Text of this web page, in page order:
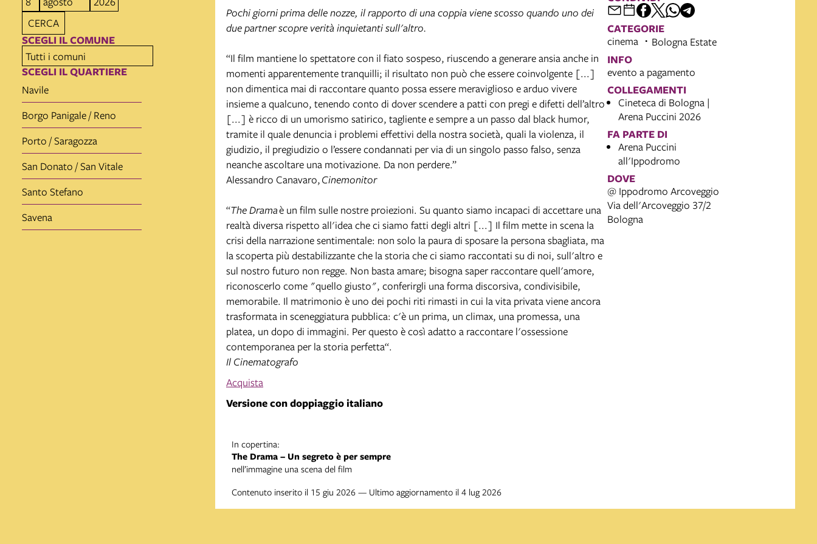
CERCA
SCEGLI IL COMUNE
SCEGLI IL QUARTIERE
Navile
Borgo Panigale / Reno
Porto / Saragozza
San Donato / San Vitale
Santo Stefano
Savena
Pochi giorni prima delle nozze, il rapporto di una coppia viene scosso quando uno dei
due partner scopre verità inquietanti sull'altro.
“Il film mantiene lo spettatore con il fiato sospeso, riuscendo a generare ansia anche in
momenti apparentemente tranquilli; il risultato non può che essere coinvolgente [...]
non dimentica mai di raccontare quanto possa essere meraviglioso e arduo vivere
insieme a qualcuno, tenendo conto di dover scendere a patti con pregi e difetti dell’altro
[...] è ricco di un umorismo satirico, tagliente e sempre a un passo dal black humor,
tramite il quale denuncia i problemi effettivi della nostra società, quali la violenza, il
giudizio, il pregiudizio o l’essere condannati per via di un singolo passo falso, senza
neanche ascoltare una motivazione. Da non perdere.”
Alessandro Canavaro,Cinemonitor
“The Dramaè un film sulle nostre proiezioni. Su quanto siamo incapaci di accettare una
realtà diversa rispetto all'idea che ci siamo fatti degli altri [...] Il film mette in scena la
crisi della narrazione sentimentale: non solo la paura di sposare la persona sbagliata, ma
la scoperta più destabilizzante che la storia che ci siamo raccontati su di noi, sull'altro e
sul nostro futuro non regge. Non basta amare; bisogna saper raccontare quell'amore,
riconoscerlo come "quello giusto", conferirgli una forma discorsiva, condivisibile,
memorabile. Il matrimonio è uno dei pochi riti rimasti in cui la vita privata viene ancora
trasformata in sceneggiatura pubblica: c'è un prima, un climax, una promessa, una
platea, un dopo di immagini. Per questo è così adatto a raccontare l'ossessione
contemporanea per la storia perfetta“.
Il Cinematografo
Acquista
Versione con doppiaggio italiano
CATEGORIE
cinema
Bologna Estate
INFO
evento a pagamento
COLLEGAMENTI
Cineteca di Bologna |
Arena Puccini 2026
FA PARTE DI
Arena Puccini
all'Ippodromo
DOVE
@ Ippodromo Arcoveggio
Via dell'Arcoveggio 37/2
Bologna
In copertina:
The Drama – Un segreto è per sempre
nell’immagine una scena del film
Contenuto inserito il 15 giu 2026 — Ultimo aggiornamento il 4 lug 2026